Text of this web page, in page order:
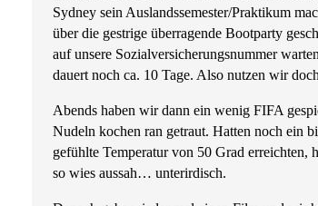
Sydney sein Auslandssemester/Praktikum
über die gestrige überragende Bootparty
auf unsere Sozialversicherungsnummer
dauert noch ca. 10 Tage. Also nutzen wir
Abends haben wir dann ein wenig FIFA
Nudeln kochen ran getraut. Hatten noch ein
gefühlte Temperatur von 50 Grad erreichten,
so wies aussah… unterirdisch.